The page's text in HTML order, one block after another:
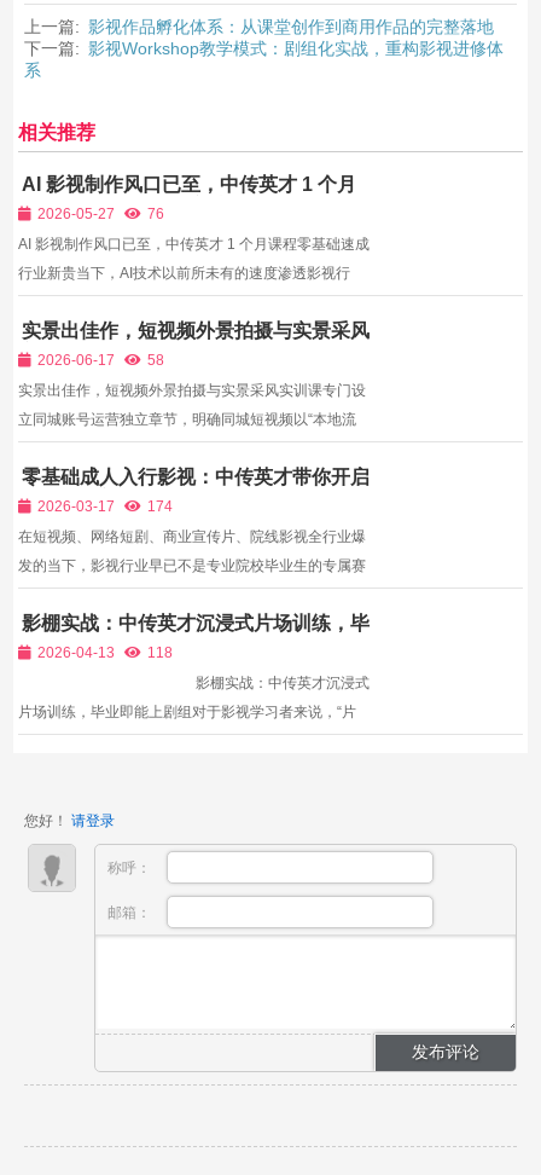
上一篇: 影视作品孵化体系：从课堂创作到商用作品的完整落地
下一篇: 影视Workshop教学模式：剧组化实战，重构影视进修体
系
相关推荐
AI 影视制作风口已至，中传英才 1 个月
课程零基础速成行业新贵
2026-05-27
76
AI 影视制作风口已至，中传英才 1 个月课程零基础速成
行业新贵当下，AI技术以前所未有的速度渗透影视行
剧本、分镜、拍摄、后期到成片，需数周甚至数月，耗
费大量人力、物力、财力；如今借助AI工具，1人1台设
备，几...
实景出佳作，短视频外景拍摄与实景采风
实训课
2026-06-17
58
实景出佳作，短视频外景拍摄与实景采风实训课专门设
立同城账号运营独立章节，明确同城短视频以“本地流
全域账号。很多学习短视频全流程的学员，掌握了拍摄
剪辑基础，却看不懂同城推荐规则，不会使用定位、本
地话题，...
零基础成人入行影视：中传英才带你开启
职业影视之路
2026-03-17
174
在短视频、网络短剧、商业宣传片、院线影视全行业爆
发的当下，影视行业早已不是专业院校毕业生的专属赛
导演、摄影师、编剧、剪辑师、短视频编导。但对于零
基础成人而言，自学影视知识碎片化、设备操作无门
影棚实战：中传英才沉浸式片场训练，毕
业即能上剧组
2026-04-13
118
影棚实战：中传英才沉浸式
片场训练，毕业即能上剧组对于影视学习者来说，“片
您好！ 请登录
称呼：
邮箱：